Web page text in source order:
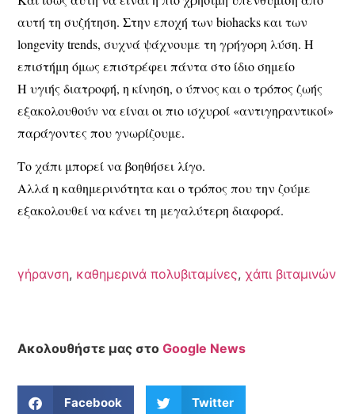
αυτή τη συζήτηση. Στην εποχή των biohacks και των
longevity trends, συχνά ψάχνουμε τη γρήγορη λύση. Η
επιστήμη όμως επιστρέφει πάντα στο ίδιο σημείο
Η υγιής διατροφή, η κίνηση, ο ύπνος και ο τρόπος ζωής
εξακολουθούν να είναι οι πιο ισχυροί «αντιγηραντικοί»
παράγοντες που γνωρίζουμε.
Το χάπι μπορεί να βοηθήσει λίγο.
Αλλά η καθημερινότητα και ο τρόπος που την ζούμε
εξακολουθεί να κάνει τη μεγαλύτερη διαφορά.
γήρανση, καθημερινά πολυβιταμίνες,χάπι βιταμινών
Ακολουθήστε μας στοGoogle News
Facebook Twitter